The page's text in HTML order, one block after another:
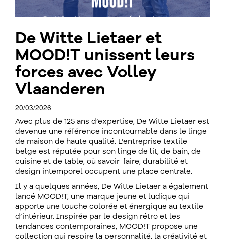
De Witte Lietaer et
MOOD!T unissent leurs
forces avec Volley
Vlaanderen
20/03/2026
Avec plus de 125 ans d’expertise, De Witte Lietaer est
devenue une référence incontournable dans le linge
de maison de haute qualité. L’entreprise textile
belge est réputée pour son linge de lit, de bain, de
cuisine et de table, où savoir-faire, durabilité et
design intemporel occupent une place centrale.
Il y a quelques années, De Witte Lietaer a également
lancé MOOD!T, une marque jeune et ludique qui
apporte une touche colorée et énergique au textile
d’intérieur. Inspirée par le design rétro et les
tendances contemporaines, MOOD!T propose une
collection qui respire la personnalité, la créativité et